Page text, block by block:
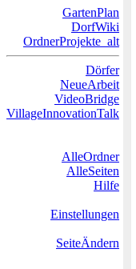
GartenPlan
DorfWiki
OrdnerProjekte_alt
Dörfer
NeueArbeit
VideoBridge
VillageInnovationTalk
AlleOrdner
AlleSeiten
Hilfe
Einstellungen
SeiteÄndern